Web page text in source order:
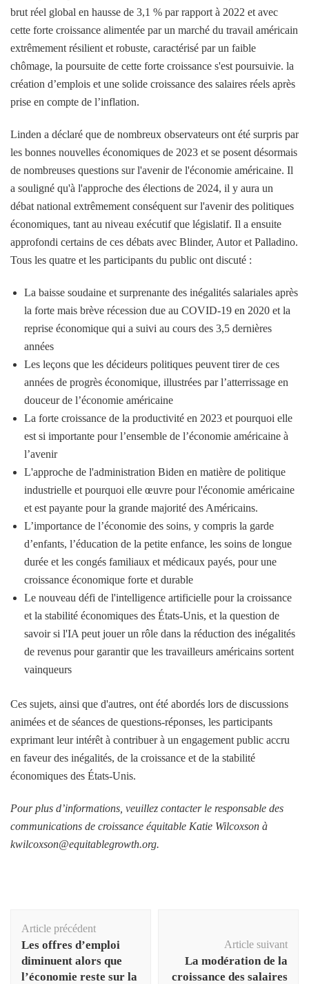
brut réel global en hausse de 3,1 % par rapport à 2022 et avec
cette forte croissance alimentée par un marché du travail américain
extrêmement résilient et robuste, caractérisé par un faible
chômage, la poursuite de cette forte croissance s'est poursuivie. la
création d’emplois et une solide croissance des salaires réels après
prise en compte de l’inflation.
Linden a déclaré que de nombreux observateurs ont été surpris par
les bonnes nouvelles économiques de 2023 et se posent désormais
de nombreuses questions sur l'avenir de l'économie américaine. Il
a souligné qu'à l'approche des élections de 2024, il y aura un
débat national extrêmement conséquent sur l'avenir des politiques
économiques, tant au niveau exécutif que législatif. Il a ensuite
approfondi certains de ces débats avec Blinder, Autor et Palladino.
Tous les quatre et les participants du public ont discuté :
La baisse soudaine et surprenante des inégalités salariales après
la forte mais brève récession due au COVID-19 en 2020 et la
reprise économique qui a suivi au cours des 3,5 dernières
années
Les leçons que les décideurs politiques peuvent tirer de ces
années de progrès économique, illustrées par l’atterrissage en
douceur de l’économie américaine
La forte croissance de la productivité en 2023 et pourquoi elle
est si importante pour l’ensemble de l’économie américaine à
l’avenir
L'approche de l'administration Biden en matière de politique
industrielle et pourquoi elle œuvre pour l'économie américaine
et est payante pour la grande majorité des Américains.
L’importance de l’économie des soins, y compris la garde
d’enfants, l’éducation de la petite enfance, les soins de longue
durée et les congés familiaux et médicaux payés, pour une
croissance économique forte et durable
Le nouveau défi de l'intelligence artificielle pour la croissance
et la stabilité économiques des États-Unis, et la question de
savoir si l'IA peut jouer un rôle dans la réduction des inégalités
de revenus pour garantir que les travailleurs américains sortent
vainqueurs
Ces sujets, ainsi que d'autres, ont été abordés lors de discussions
animées et de séances de questions-réponses, les participants
exprimant leur intérêt à contribuer à un engagement public accru
en faveur des inégalités, de la croissance et de la stabilité
économiques des États-Unis.
Pour plus d’informations, veuillez contacter le responsable des
communications de croissance équitable Katie Wilcoxson à
kwilcoxson@equitablegrowth.org.
d'article
Article précédent
Les offres d’emploi
diminuent alors que
l’économie reste sur la
Article suivant
La modération de la
croissance des salaires